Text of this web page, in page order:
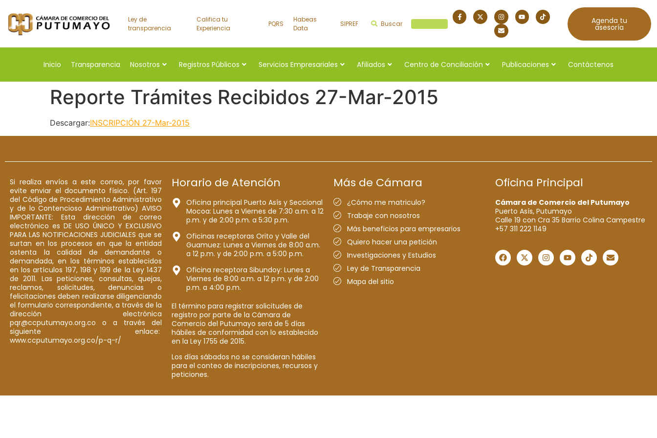
Ley de
transparencia
Califica tu
Experiencia
PQRS
Habeas
Data
SIPREF Buscar Agenda tu
asesoría
Inicio Transparencia Nosotros Registros Públicos Servicios Empresariales Afiliados Centro de Conciliación Publicaciones Contáctenos
Reporte Trámites Recibidos 27-Mar-2015
Descargar:INSCRIPCIÓN 27-Mar-2015
Si realiza envíos a este correo, por favor
evite enviar el documento físico. (Art. 197
del Código de Procedimiento Administrativo
y de lo Contencioso Administrativo) AVISO
IMPORTANTE: Esta dirección de correo
electrónico es DE USO ÚNICO Y EXCLUSIVO
PARA LAS NOTIFICACIONES JUDICIALES que se
surtan en los procesos en que la entidad
ostenta la calidad de demandante o
demandada, en los términos establecidos
en los artículos 197, 198 y 199 de la Ley 1437
de 2011. Las peticiones, consultas, quejas,
reclamos, solicitudes, denuncias o
felicitaciones deben realizarse diligenciando
el formulario correspondiente, a través de la
dirección electrónica
pqr@ccputumayo.org.co o a través del
siguiente enlace:
www.ccputumayo.org.co/p-q-r/
Horario de Atención
Oficina principal Puerto Asís y Seccional
Mocoa: Lunes a Viernes de 7:30 a.m. a 12
p.m. y de 2:00 p.m. a 5:30 p.m.
Oficinas receptoras Orito y Valle del
Guamuez: Lunes a Viernes de 8:00 a.m.
a 12 p.m. y de 2:00 p.m. a 5:00 p.m.
Oficina receptora Sibundoy: Lunes a
Viernes de 8:00 a.m. a 12 p.m. y de 2:00
p.m. a 4:00 p.m.
El término para registrar solicitudes de
registro por parte de la Cámara de
Comercio del Putumayo será de 5 días
hábiles de conformidad con lo establecido
en la Ley 1755 de 2015.
Los días sábados no se consideran hábiles
para el conteo de inscripciones, recursos y
peticiones.
Más de Cámara
¿Cómo me matriculo?
Trabaje con nosotros
Más beneficios para empresarios
Quiero hacer una petición
Investigaciones y Estudios
Ley de Transparencia
Mapa del sitio
Oficina Principal
Cámara de Comercio del Putumayo
Puerto Asís, Putumayo
Calle 19 con Cra 35 Barrio Colina Campestre
+57 311 222 1149